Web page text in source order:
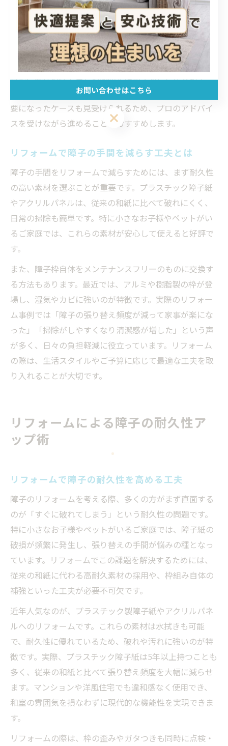
洋風パネルドア導入（洋室化リフォームにも対応）
プラスチック障子紙への張り替え（耐久性重視の場
合）
どのリフォーム方法を選ぶ場合も、施工前に現地調査を
行い、既存の枠や壁との調和を確認することが大切で
す。失敗例として、サイズや仕様が合わず追加工事が必
要になったケースも見受けられるため、プロのアドバイ
スを受けながら進めることをおすすめします。
リフォームで障子の手間を減らす工夫とは
障子の手間をリフォームで減らすためには、まず耐久性
の高い素材を選ぶことが重要です。プラスチック障子紙
やアクリルパネルは、従来の和紙に比べて破れにくく、
日常の掃除も簡単です。特に小さなお子様やペットがい
るご家庭では、これらの素材が安心して使えると好評で
す。
また、障子枠自体をメンテナンスフリーのものに交換す
る方法もあります。最近では、アルミや樹脂製の枠が登
場し、湿気やカビに強いのが特徴です。実際のリフォー
ム事例では「障子の張り替え頻度が減って家事が楽にな
った」「掃除がしやすくなり清潔感が増した」という声
が多く、日々の負担軽減に役立っています。リフォーム
の際は、生活スタイルやご予算に応じて最適な工夫を取
り入れることが大切です。
リフォームによる障子の耐久性ア
ップ術
リフォームで障子の耐久性を高める工夫
障子のリフォームを考える際、多くの方がまず直面する
のが「すぐに破れてしまう」という耐久性の問題です。
特に小さなお子様やペットがいるご家庭では、障子紙の
破損が頻繁に発生し、張り替えの手間が悩みの種となっ
ています。リフォームでこの課題を解決するためには、
従来の和紙に代わる高耐久素材の採用や、枠組み自体の
補強といった工夫が必要不可欠です。
近年人気なのが、プラスチック製障子紙やアクリルパネ
ルへのリフォームです。これらの素材は水拭きも可能
で、耐久性に優れているため、破れや汚れに強いのが特
徴です。実際、プラスチック障子紙は5年以上持つことも
多く、従来の和紙と比べて張り替え頻度を大幅に減らせ
ます。マンションや洋風住宅でも違和感なく使用でき、
和室の雰囲気を損なわずに現代的な機能性を実現できま
す。
リフォームの際は、枠の歪みやガタつきも同時に点検・
お問い合わせはこちら
お問い合わせはこちら